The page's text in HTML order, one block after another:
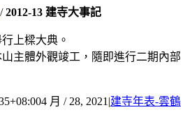
/2012-13 建寺大事記
上樑大典。
山主體外觀竣工，隨即進行二期內部
4 月 / 28, 2021 |建寺年表-雲鶴